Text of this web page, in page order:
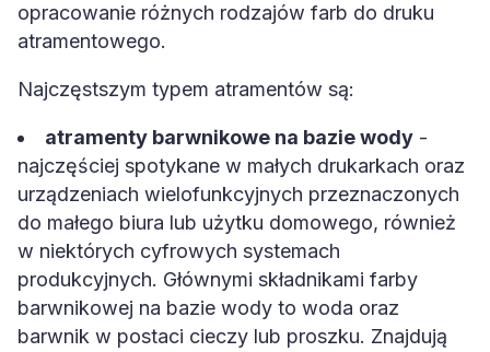
opracowanie różnych rodzajów farb do druku
atramentowego.
Najczęstszym typem atramentów są:
atramenty barwnikowe na bazie wody -
najczęściej spotykane w małych drukarkach oraz
urządzeniach wielofunkcyjnych przeznaczonych
do małego biura lub użytku domowego, również
w niektórych cyfrowych systemach
produkcyjnych. Głównymi składnikami farby
barwnikowej na bazie wody to woda oraz
barwnik w postaci cieczy lub proszku. Znajdują